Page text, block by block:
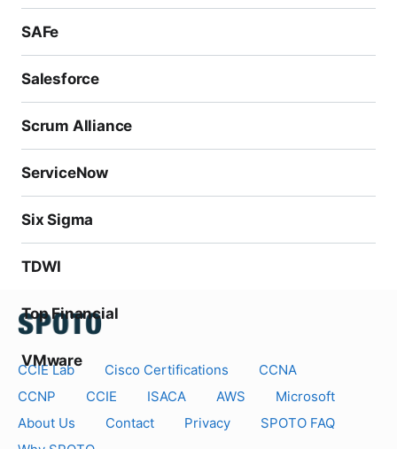
SPOTOの模擬試験環境は本番試験と同じですか？
はい、私たちは本番試験と同様の環境を提供しており、
質問や懸念がある場合、どのように連絡すればよいです
か？
任のチューターが対応します。試験に関連する質問はい
つでもお聞きいただけます。
特別な割引を受けられますか？
る必要があります。SPOTOは特定の時期に製品割引を
提供します。複数の試験を購入すると、割引が適用され
ます。
CCNA Cyber Ops過去問 & 問題集の質問はどのように
SPOTOのオンライン練習のアドレス、ログインアカウ
SAFe
Salesforce
Scrum Alliance
ServiceNow
Six Sigma
TDWI
Top Financial
VMware
CCIE Lab Cisco Certifications
CCNA
CCNP
CCIE ISACA AWS
Microsoft
About Us
Contact Privacy
SPOTO FAQ